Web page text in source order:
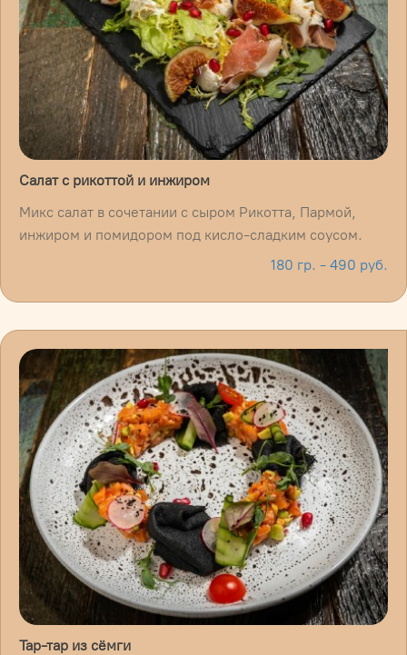
Салат с рикоттой и инжиром
Микс салат в сочетании с сыром Рикотта, Пармой,
инжиром и помидором под кисло-сладким соусом.
180 гр. - 490 руб.
Тар-тар из сёмги